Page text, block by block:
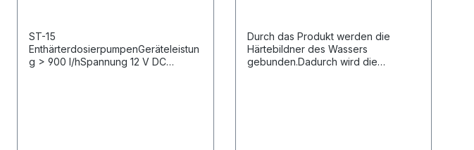
ST-15
EnthärterdosierpumpenGeräteleistun
g > 900 l/hSpannung 12 V DC
Durch das Produkt werden die
Härtebildner des Wassers
gebunden.Dadurch wird die